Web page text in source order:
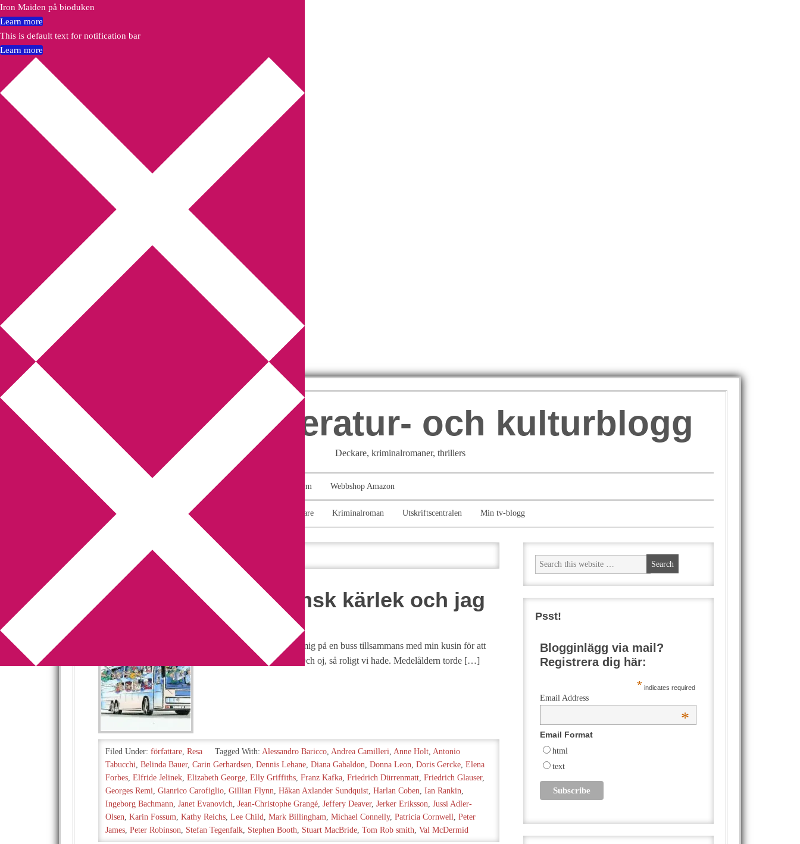
Annikas litteratur- och kulturblogg
Deckare, kriminalromaner, thrillers
Författarfemman Om Webbshop Amazon
Gästinlägg Bokbloggsjerka Deckare Kriminalroman Utskriftscentralen Min tv-blogg
You are here:Home Archives for Friedrich Dürrenmatt
Resor, böcker, italiensk kärlek och jag
Leave a Comment
När jag var 16 år satte jag mig på en buss tillsammans med min kusin för att
åka till Maderno i Italien. Och oj, så roligt vi hade. Medelåldern torde […]
Filed Under: författare, Resa Tagged With: Alessandro Baricco, Andrea Camilleri, Anne Holt, Antonio
Tabucchi, Belinda Bauer, Carin Gerhardsen, Dennis Lehane, Diana Gabaldon, Donna Leon, Doris Gercke, Elena
Forbes, Elfride Jelinek, Elizabeth George, Elly Griffiths, Franz Kafka, Friedrich Dürrenmatt, Friedrich Glauser,
Georges Remi, Gianrico Carofiglio, Gillian Flynn, Håkan Axlander Sundquist, Harlan Coben, Ian Rankin,
Ingeborg Bachmann, Janet Evanovich, Jean-Christophe Grangé, Jeffery Deaver, Jerker Eriksson, Jussi Adler-
Olsen, Karin Fossum, Kathy Reichs, Lee Child, Mark Billingham, Michael Connelly, Patricia Cornwell, Peter
James, Peter Robinson, Stefan Tegenfalk, Stephen Booth, Stuart MacBride, Tom Rob smith, Val McDermid
Psst!
Blogginlägg via mail?
Registrera dig här:
* indicates required
Email Address
*
Email Format
html
text
Iron Maiden på bioduken
Learn more
This is default text for notification bar
Learn more